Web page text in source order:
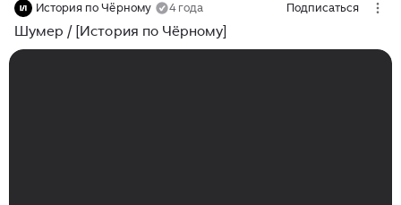
История по Чёрному 4 года Подписаться
Шумер / [История по Чёрному]